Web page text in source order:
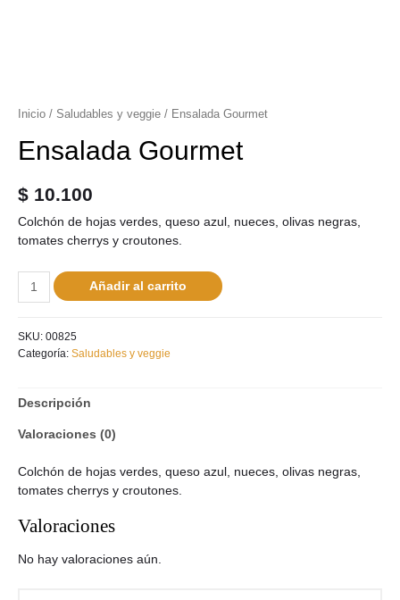
Inicio / Saludables y veggie / Ensalada Gourmet
Ensalada Gourmet
$ 10.100
Colchón de hojas verdes, queso azul, nueces, olivas negras,
tomates cherrys y croutones.
Añadir al carrito
SKU: 00825
Categoría: Saludables y veggie
Descripción
Valoraciones (0)
Colchón de hojas verdes, queso azul, nueces, olivas negras,
tomates cherrys y croutones.
Valoraciones
No hay valoraciones aún.